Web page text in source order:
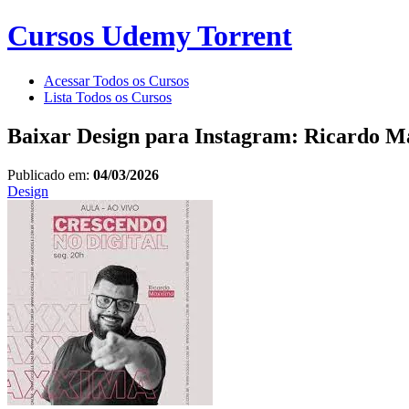
Cursos Udemy Torrent
Acessar Todos os Cursos
Lista Todos os Cursos
Baixar Design para Instagram: Ricardo
Publicado em: 04/03/2026
Design